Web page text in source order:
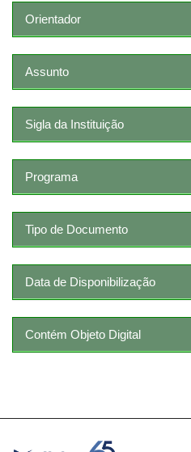
Orientador
Assunto
Sigla da Instituição
Programa
Tipo de Documento
Data de Disponibilização
Contém Objeto Digital